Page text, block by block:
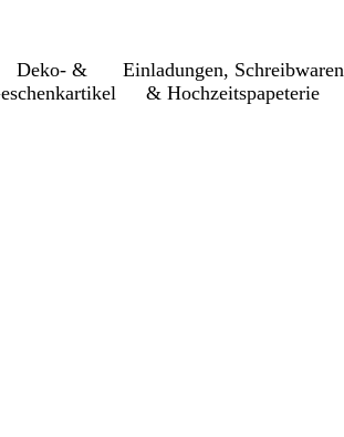
Deko- &
Einl­a­dung­en, Schreib­wa­ren
& Hochzeitspapeterie